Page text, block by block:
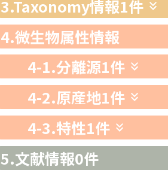
3.Taxonomy情報1件
4.微生物属性情報
4-1.分離源1件
4-2.原産地1件
4-3.特性1件
5.文献情報0件